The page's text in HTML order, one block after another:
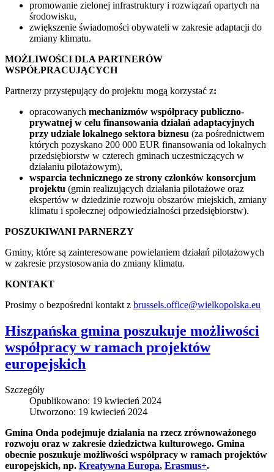
promowanie zielonej infrastruktury i rozwiązań opartych na
środowisku,
zwiększenie świadomości obywateli w zakresie adaptacji do
zmiany klimatu.
MOŻLIWOŚCI DLA PARTNERÓW
WSPÓŁPRACUJĄCYCH
Partnerzy przystępujący do projektu mogą korzystać z:
opracowanych mechanizmów współpracy publiczno-
prywatnej w celu finansowania działań adaptacyjnych
przy udziale lokalnego sektora biznesu (za pośrednictwem
których pozyskano 200 000 EUR finansowania od lokalnych
przedsiębiorstw w czterech gminach uczestniczących w
działaniu pilotażowym),
wsparcia technicznego ze strony członków konsorcjum
projektu (gmin realizujących działania pilotażowe oraz
ekspertów w dziedzinie rozwoju obszarów miejskich, zmiany
klimatu i społecznej odpowiedzialności przedsiębiorstw).
POSZUKIWANI PARNERZY
Gminy, które są zainteresowane powielaniem działań pilotażowych
w zakresie przystosowania do zmiany klimatu.
KONTAKT
Prosimy o bezpośredni kontakt z brussels.office@wielkopolska.eu
Hiszpańska gmina poszukuje możliwości
współpracy w ramach projektów
europejskich
Szczegóły
Opublikowano: 19 kwiecień 2024
Utworzono: 19 kwiecień 2024
Gmina Onda podejmuje działania na rzecz zrównoważonego
rozwoju oraz w zakresie dziedzictwa kulturowego. Gmina
obecnie poszukuje możliwości współpracy w ramach projektów
europejskich, np. Kreatywna Europa, Erasmus+.